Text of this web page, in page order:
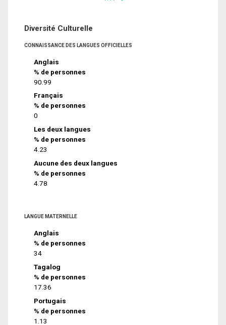
Diversité Culturelle
CONNAISSANCE DES LANGUES OFFICIELLES
Anglais
% de personnes
90.99
Français
% de personnes
0
Les deux langues
% de personnes
4.23
Aucune des deux langues
% de personnes
4.78
LANGUE MATERNELLE
Anglais
% de personnes
34
Tagalog
% de personnes
17.36
Portugais
% de personnes
1.13